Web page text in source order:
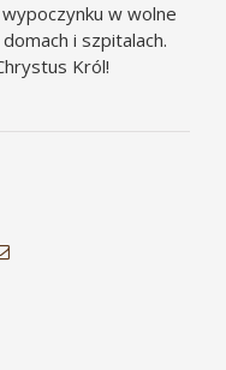
w wolne
i szpitalach.
Król!
Email